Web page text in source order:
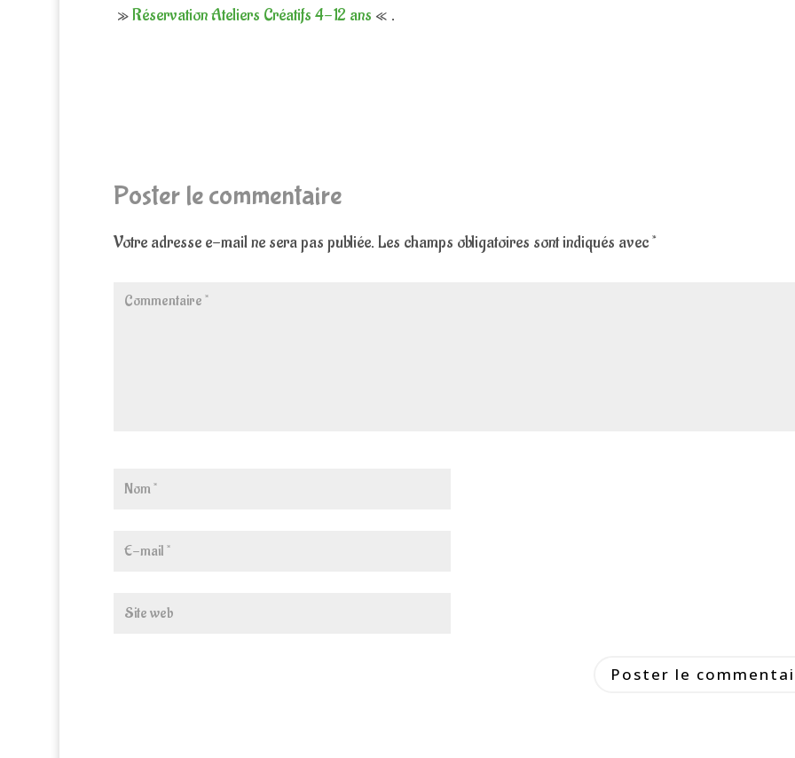
»Réservation Ateliers Créatifs 4-12 ans « .
Poster le commentaire
Votre adresse e-mail ne sera pas publiée. Les champs obligatoires sont indiqués avec*